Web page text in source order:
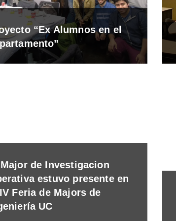
“Ex Alumnos en el
de Investigacion
estuvo presente en
Feria de Majors de
UC